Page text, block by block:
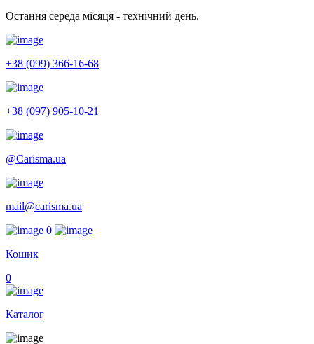
Остання середа місяця - технічний день.
+38 (099) 366-16-68
+38 (097) 905-10-21
@Carisma.ua
mail@carisma.ua
0
Кошик
0
Каталог